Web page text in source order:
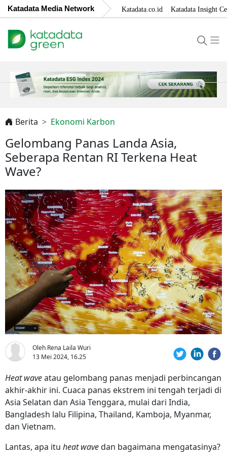
Katadata Media Network Katadata.co.id Katadata Insight
Berita Ekonomi Karbon
Gelombang Panas Landa Asia,
Seberapa Rentan RI Terkena Heat
Wave?
Oleh Rena Laila Wuri
13 Mei 2024, 16.25
Heat waveatau gelombang panas menjadi perbincangan
akhir-akhir ini. Cuaca panas ekstrem ini tengah terjadi di
Asia Selatan dan Asia Tenggara, mulai dari India,
Bangladesh lalu Filipina, Thailand, Kamboja, Myanmar,
dan Vietnam.
Lantas, apa itu heat wavedan bagaimana mengatasinya?